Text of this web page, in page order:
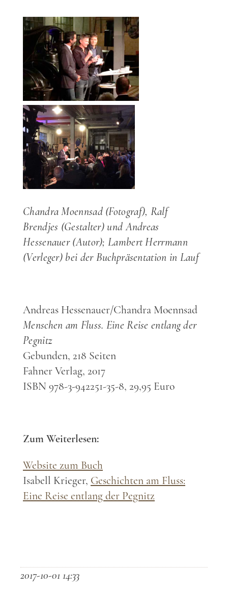
Chandra Moennsad (Fotograf), Ralf
Brendjes (Gestalter) und Andreas
Hessenauer (Autor); Lambert Herrmann
(Verleger) bei der Buchpräsentation in Lauf
Andreas Hessenauer/Chandra Moennsad
Menschen am Fluss. Eine Reise entlang der
Pegnitz
Gebunden, 218 Seiten
Fahner Verlag, 2017
ISBN 978-3-942251-35-8, 29,95 Euro
Zum Weiterlesen:
Website zum Buch
Isabell Krieger, Geschichten am Fluss:
Eine Reise entlang der Pegnitz
2017-10-01 14:33